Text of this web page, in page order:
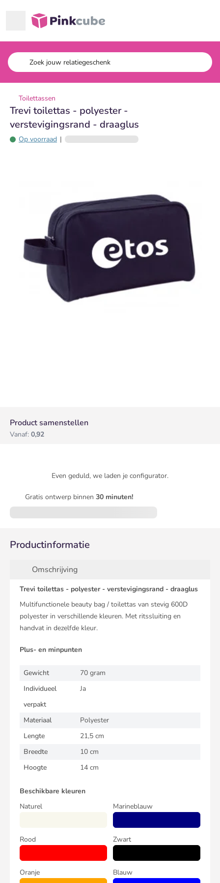
Pinkcube
Toilettassen
Trevi toilettas - polyester -
verstevigingsrand - draaglus
Op voorraad |
Product samenstellen
Vanaf: 0,92
Even geduld, we laden je configurator.
Gratis ontwerp binnen 30 minuten!
Productinformatie
Omschrijving
Trevi toilettas - polyester - verstevigingsrand - draaglus
Multifunctionele beauty bag / toilettas van stevig 600D
polyester in verschillende kleuren. Met ritssluiting en
handvat in dezelfde kleur.
Plus- en minpunten
Gewicht
70 gram
Individueel
verpakt
Ja
Materiaal
Polyester
Lengte
21,5 cm
Breedte
10 cm
Hoogte
14 cm
Beschikbare kleuren
Naturel
Marineblauw
Rood Zwart
Oranje Blauw